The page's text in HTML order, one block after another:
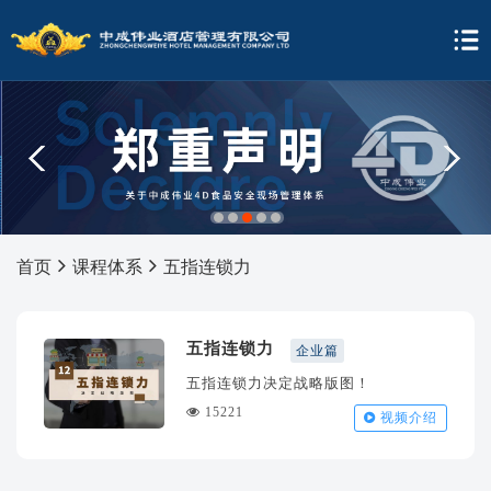
1 2 3 4 5
首页
课程体系 五指连锁力
五指连锁力 企业篇
五指连锁力决定战略版图！
15221 视频介绍